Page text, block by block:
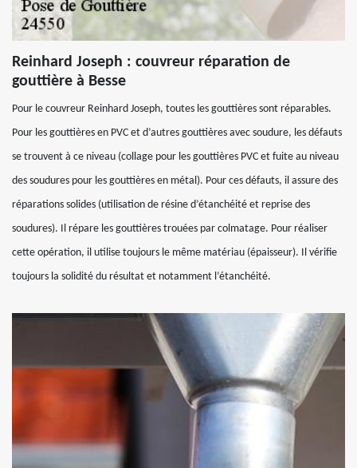
Reinhard Joseph : couvreur réparation de
gouttière à Besse
Pour le couvreur Reinhard Joseph, toutes les gouttières sont réparables.
Pour les gouttières en PVC et d’autres gouttières avec soudure, les défauts
se trouvent à ce niveau (collage pour les gouttières PVC et fuite au niveau
des soudures pour les gouttières en métal). Pour ces défauts, il assure des
réparations solides (utilisation de résine d’étanchéité et reprise des
soudures). Il répare les gouttières trouées par colmatage. Pour réaliser
cette opération, il utilise toujours le même matériau (épaisseur). Il vérifie
toujours la solidité du résultat et notamment l’étanchéité.